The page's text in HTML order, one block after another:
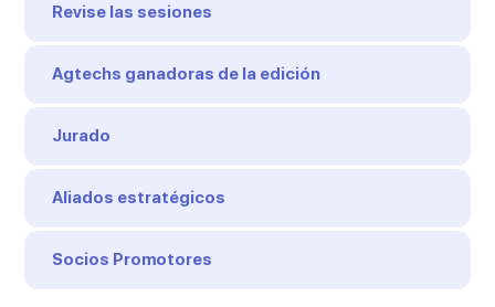
Revise las sesiones
Agtechs ganadoras de la edición
Jurado
Aliados estratégicos
Socios Promotores